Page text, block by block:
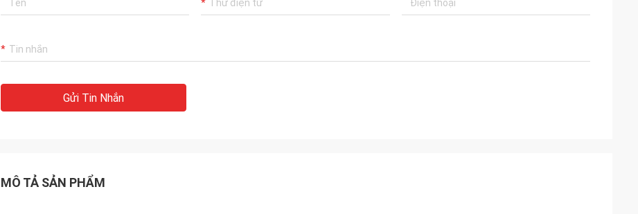
Gửi Tin Nhắn
MÔ TẢ SẢN PHẨM